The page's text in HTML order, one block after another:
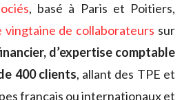
, basé à Paris et Poitiers,
vingtaine de collaborateurs sur
d’expertise comptable
400 clients, allant des TPE et
français ou internationaux et